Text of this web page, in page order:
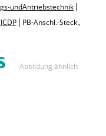
und Antriebstechnik |
DP | PB-Anschl.-Steck.,
Abbildung ähnlich